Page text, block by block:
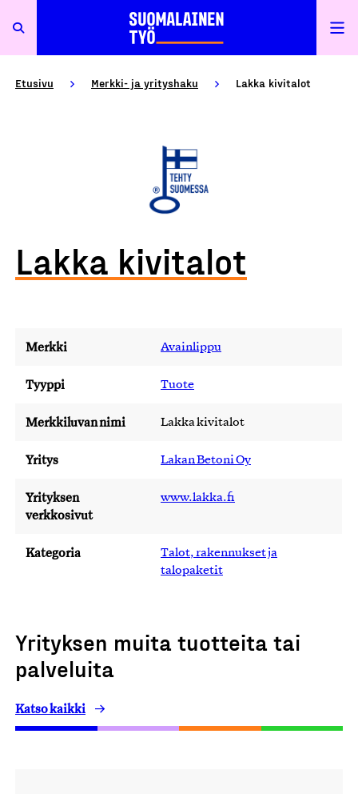
Etusivu Merkki- ja yrityshaku Lakka kivitalot
Lakka kivitalot
Merkki Avainlippu
Tyyppi Tuote
Merkkiluvan nimi Lakka kivitalot
Yritys Lakan Betoni Oy
Yrityksen
verkkosivut
www.lakka.fi
Kategoria
Talot, rakennukset ja
talopaketit
Yrityksen muita tuotteita tai
palveluita
Katso kaikki